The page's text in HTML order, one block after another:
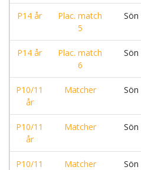
P14 år
Plac. match
5
Sön
P14 år
Plac. match
6
Sön
P10/11
år
Matcher Sön
P10/11
år
Matcher Sön
P10/11
Matcher Sön